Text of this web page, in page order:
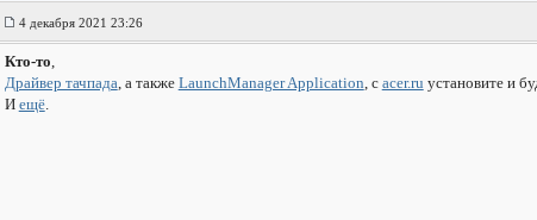
4 декабря 2021 23:26
Кто-то,
Драйвер тачпада, а также LaunchManager Application, с acer.ru установите и
И ещё.